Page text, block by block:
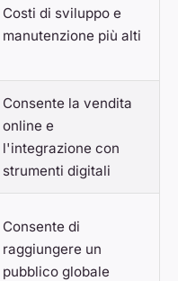
Costi di sviluppo e
manutenzione più alti
Consente la vendita
online e
l'integrazione con
strumenti digitali
Consente di
raggiungere un
pubblico globale